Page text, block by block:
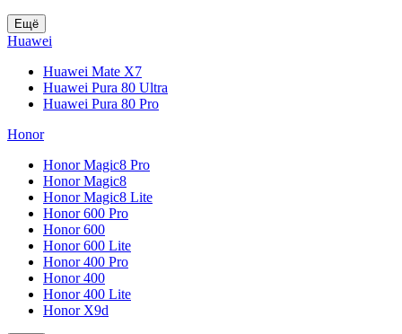
Ещё
Huawei
Huawei Mate X7
Huawei Pura 80 Ultra
Huawei Pura 80 Pro
Honor
Honor Magic8 Pro
Honor Magic8
Honor Magic8 Lite
Honor 600 Pro
Honor 600
Honor 600 Lite
Honor 400 Pro
Honor 400
Honor 400 Lite
Honor X9d